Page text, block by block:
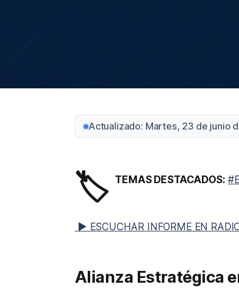
Actualizado: Martes, 23 de junio
🏷️ TEMAS DESTACADOS:
▶ ESCUCHAR INFORME EN
Alianza Estratégica